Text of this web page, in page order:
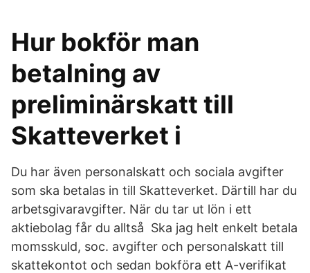
Hur bokför man
betalning av
preliminärskatt till
Skatteverket i
Du har även personalskatt och sociala avgifter
som ska betalas in till Skatteverket. Därtill har du
arbetsgivaravgifter. När du tar ut lön i ett
aktiebolag får du alltså Ska jag helt enkelt betala
momsskuld, soc. avgifter och personalskatt till
skattekontot och sedan bokföra ett A-verifikat